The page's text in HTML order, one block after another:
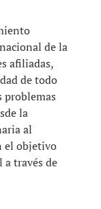
de la
afiliadas,
de todo
problemas
la
al
el objetivo
través de